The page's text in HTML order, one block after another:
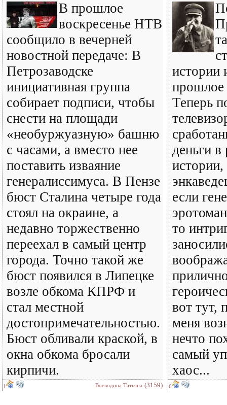
В прошлое
воскресенье НТВ
сообщило в вечерней
новостной передаче: В
Петрозаводске
инициативная группа
собирает подписи, чтобы
снести на площади
«необуржуазную» башню
с часами, а вместо нее
поставить изваяние
генералиссимуса. В Пензе
бюст Сталина четыре года
стоял на окраине, а
недавно торжественно
переехал в самый центр
города. Точно такой же
бюст появился в Липецке
возле обкома КПРФ и
стал местной
достопримечательностью.
Бюст обливали краской, в
окна обкома бросали
кирпичи.
1 Воеводина Татьяна (3159)
истории
прошлое
Теперь
деньги в
истории,
если
то
вот тут,
меня
нечто
самый
хаос...
6